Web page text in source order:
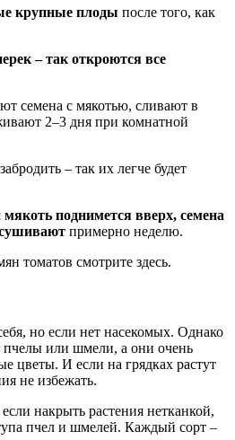
крупные плоды после того, как
– так откроются все
семена с мякотью, сливают в
2–3 дня при комнатной
– так их легче будет
мякоть поднимется вверх, семена
примерно неделю.
томатов смотрите здесь.
но если нет насекомых. Однако
пчелы или шмели, а они очень
цветы. И если на грядках растут
не избежать.
накрыть растения нетканкой,
пчел и шмелей. Каждый сорт –